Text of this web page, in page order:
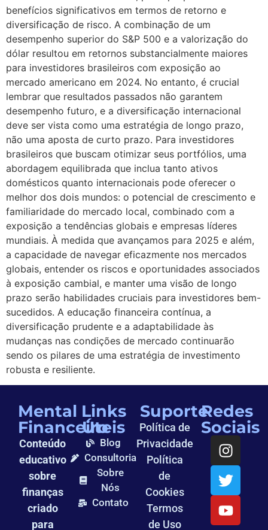
benefícios significativos em termos de retorno e
diversificação de risco. A combinação de um
desempenho superior do S&P 500 e a valorização do
dólar resultou em retornos substancialmente maiores
para investidores brasileiros com exposição ao
mercado americano em 2024. No entanto, é crucial
lembrar que resultados passados não garantem
desempenho futuro, e a diversificação internacional
deve ser vista como uma estratégia de longo prazo,
não uma aposta de curto prazo. Para investidores
brasileiros que buscam otimizar seus portfólios, uma
abordagem equilibrada que inclua tanto ativos
domésticos quanto internacionais pode oferecer o
melhor dos dois mundos: o potencial de crescimento e
familiaridade do mercado local, combinado com a
exposição a tendências globais e empresas líderes
mundiais. À medida que avançamos para 2025 e além,
a capacidade de navegar eficazmente nos mercados
globais, entender os riscos e oportunidades associados
à exposição cambial, e manter uma visão de longo
prazo serão habilidades cruciais para investidores bem-
sucedidos. A educação financeira contínua, a
diversificação prudente e a adaptabilidade às
mudanças nas condições de mercado continuarão
sendo os pilares de uma estratégia de investimento
robusta e resiliente.
Mental
Financeiro
Conteúdo
educativo
sobre
finanças
criado
para
Links
Úteis
Blog
Consultoria
Sobre
Nós
Contato
Suporte
Política de
Privacidade
Política
de
Cookies
Termos
de Uso
Redes
Sociais